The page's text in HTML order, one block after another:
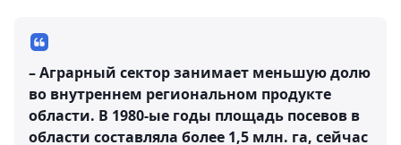
– Аграрный сектор занимает меньшую долю
во внутреннем региональном продукте
области. В 1980-ые годы площадь посевов в
области составляла более 1,5 млн. га, сейчас